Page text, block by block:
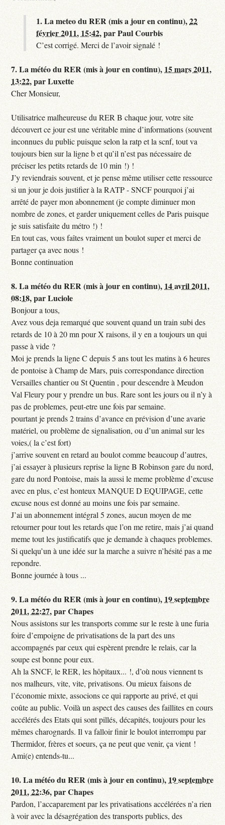
1.La meteo du RER (mis a jour en continu),22
février 2011, 15:42,parPaul Courbis
C’est corrigé. Merci de l’avoir signalé !
7.La météo du RER (mis à jour en continu), 15 mars 2011,
13:22,parLuxette
Cher Monsieur,
Utilisatrice malheureuse du RER B chaque jour, votre site
découvert ce jour est une véritable mine d’informations (souvent
inconnues du public puisque selon la ratp et la scnf, tout va
toujours bien sur la ligne b et qu’il n’est pas nécessaire de
préciser les petits retards de 10 min !) !
J’y reviendrais souvent, et je pense même utiliser cette ressource
si un jour je dois justifier à la RATP - SNCF pourquoi j’ai
arrêté de payer mon abonnement (je compte diminuer mon
nombre de zones, et garder uniquement celles de Paris puisque
je suis satisfaite du métro !) !
En tout cas, vous faîtes vraiment un boulot super et merci de
partager ça avec nous !
Bonne continuation
8.La météo du RER (mis à jour en continu), 14 avril 2011,
08:18,parLuciole
Bonjour a tous,
Avez vous deja remarqué que souvent quand un train subi des
retards de 10 à 20 mn pour X raisons, il y en a toujours un qui
passe à vide ?
Moi je prends la ligne C depuis 5 ans tout les matins à 6 heures
de pontoise à Champ de Mars, puis correspondance direction
Versailles chantier ou St Quentin , pour descendre à Meudon
Val Fleury pour y prendre un bus. Rare sont les jours ou il n’y à
pas de problemes, peut-etre une fois par semaine.
pourtant je prends 2 trains d’avance en prévision d’une avarie
matériel, ou problème de signalisation, ou d’un animal sur les
voies,( la c’est fort)
j’arrive souvent en retard au boulot comme beaucoup d’autres,
j’ai essayer à plusieurs reprise la ligne B Robinson gare du nord,
gare du nord Pontoise, mais la aussi le meme problème d’excuse
avec en plus, c’est honteux MANQUE D EQUIPAGE, cette
excuse nous est donné au moins une fois par semaine.
J’ai un abonnement intégral 5 zones, aucun moyen de me
retourner pour tout les retards que l’on me retire, mais j’ai quand
meme tout les justificatifs que je demande à chaques problemes.
Si quelqu’un à une idée sur la marche a suivre n’hésité pas a me
repondre.
Bonne journée à tous ...
9.La météo du RER (mis à jour en continu), 19 septembre
2011, 22:27,parChapes
Nous assistons sur les transports comme sur le reste à une furia
foire d’empoigne de privatisations de la part des uns
accompagnés par ceux qui espèrent prendre le relais, car la
soupe est bonne pour eux.
Ah la SNCF, le RER, les hôpitaux... !, d’où nous viennent ts
nos malheurs, vite, vite, privatisons. Ou mieux faisons de
l’économie mixte, associons ce qui rapporte au privé, et qui
coûte au public. Voilà un aspect des causes des faillites en cours
accélérés des Etats qui sont pillés, décapités, toujours pour les
mêmes charognards. Il va falloir finir le boulot interrompu par
Thermidor, frères et soeurs, ça ne peut que venir, ça vient !
Ami(e) entends-tu...
10.La météo du RER (mis à jour en continu), 19 septembre
2011, 22:36,parChapes
Pardon, l’accaparement par les privatisations accélérées n’a rien
à voir avec la désagrégation des transports publics, des